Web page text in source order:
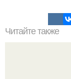
Читайте также